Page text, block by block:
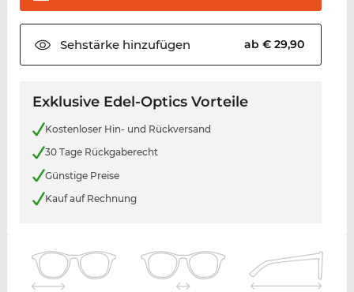
Sehstärkehinzufügen ab € 29,90
Exklusive Edel-Optics Vorteile
Kostenloser Hin- und Rückversand
30 Tage Rückgaberecht
Günstige Preise
Kauf auf Rechnung